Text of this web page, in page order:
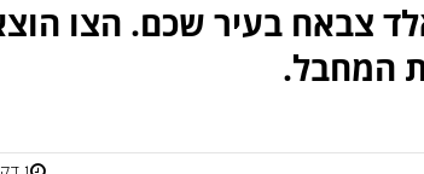
צבאח בעיר שכם. הצו
המחבל.